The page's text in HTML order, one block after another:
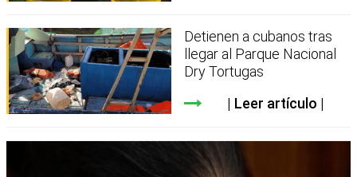
Detienen a cubanos tras
llegar al Parque Nacional
Dry Tortugas
Leer artículo